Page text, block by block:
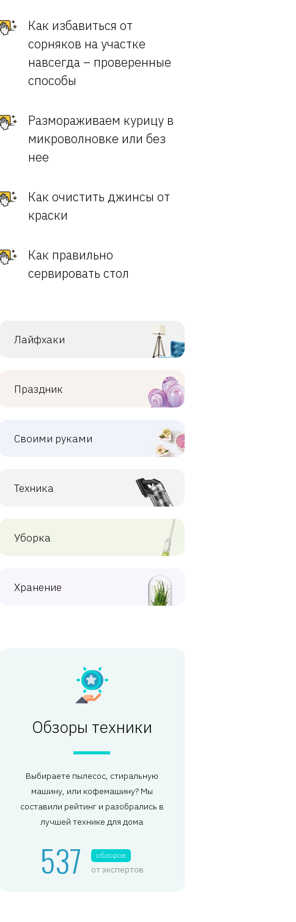
Как избавиться от
сорняков на участке
навсегда – проверенные
способы
Размораживаем курицу в
микроволновке или без
нее
Как очистить джинсы от
краски
Как правильно
сервировать стол
Лайфхаки
Праздник
Своими руками
Техника
Уборка
Хранение
Обзоры техники
Выбираете пылесос, стиральную
машину, или кофемашину? Мы
составили рейтинг и разобрались в
лучшей технике для дома
537 обзоров
от экспертов